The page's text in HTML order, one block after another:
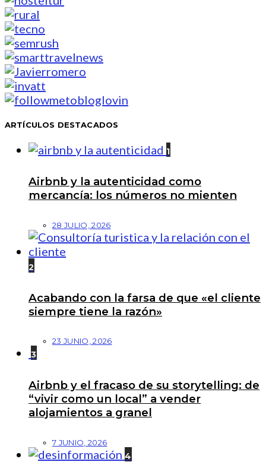
ARTÍCULOS DESTACADOS
1
Airbnb y la autenticidad como
mercancía: los números no mienten
28 JULIO, 2026
2
Acabando con la farsa de que «el cliente
siempre tiene la razón»
23 JUNIO, 2026
3
Airbnb y el fracaso de su storytelling: de
“vivir como un local” a vender
alojamientos a granel
7 JUNIO, 2026
4